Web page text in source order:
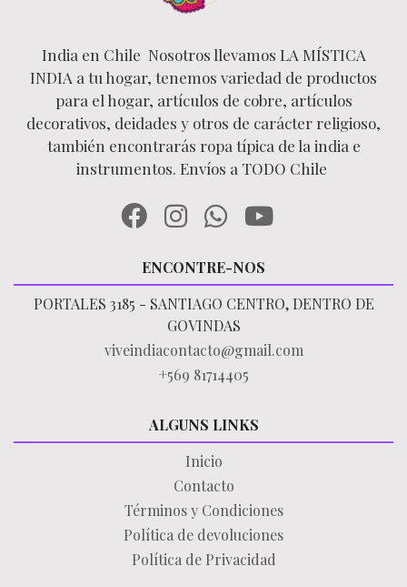
India en Chile Nosotros llevamos LA MÍSTICA
INDIA a tu hogar, tenemos variedad de productos
para el hogar, artículos de cobre, artículos
decorativos, deidades y otros de carácter religioso,
también encontrarás ropa típica de la india e
instrumentos. Envíos a TODO Chile
ENCONTRE-NOS
PORTALES 3185 - SANTIAGO CENTRO, DENTRO DE
GOVINDAS
viveindiacontacto@gmail.com
+569 81714405
ALGUNS LINKS
Inicio
Contacto
Términos y Condiciones
Política de devoluciones
Política de Privacidad